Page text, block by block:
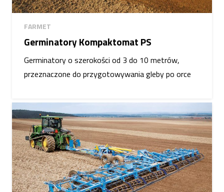
FARMET
Germinatory Kompaktomat PS
Germinatory o szerokości od 3 do 10 metrów,
przeznaczone do przygotowywania gleby po orce